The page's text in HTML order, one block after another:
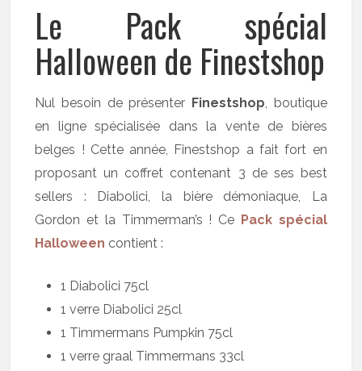
Le Pack spécial
Halloween de Finestshop
Nul besoin de présenter Finestshop, boutique
en ligne spécialisée dans la vente de bières
belges ! Cette année, Finestshop a fait fort en
proposant un coffret contenant 3 de ses best
sellers : Diabolici, la bière démoniaque, La
Gordon et la Timmerman’s ! Ce Pack spécial
Halloween contient :
1 Diabolici 75cl
1 verre Diabolici 25cl
1 Timmermans Pumpkin 75cl
1 verre graal Timmermans 33cl